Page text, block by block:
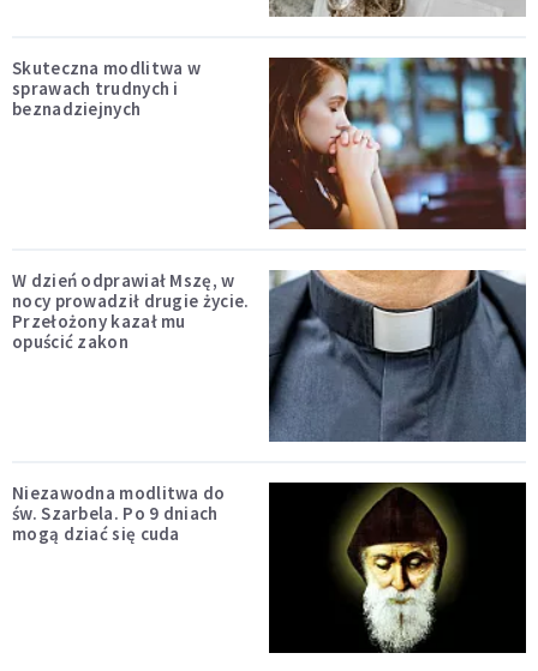
Skuteczna modlitwa w
sprawach trudnych i
beznadziejnych
W dzień odprawiał Mszę, w
nocy prowadził drugie życie.
Przełożony kazał mu
opuścić zakon
Niezawodna modlitwa do
św. Szarbela. Po 9 dniach
mogą dziać się cuda